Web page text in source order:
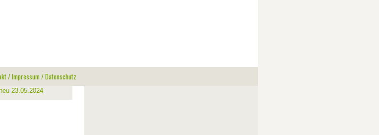
/ Impressum / Datenschutz